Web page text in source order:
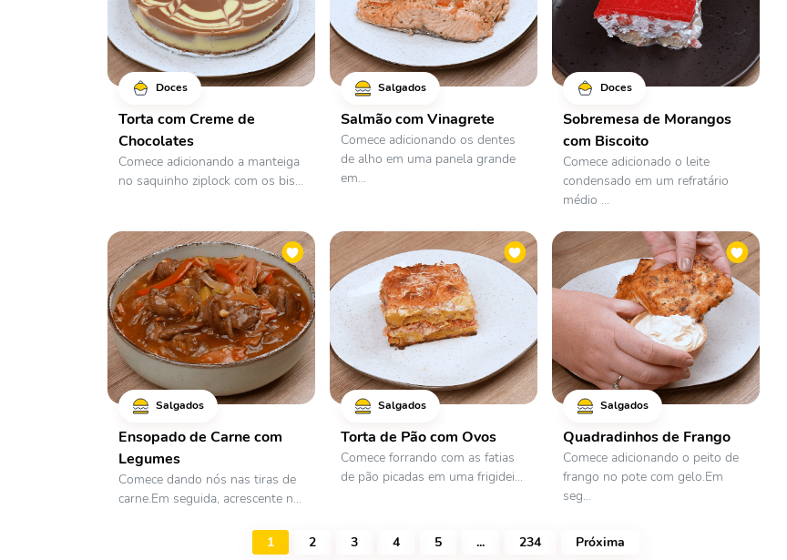
Doces
Torta com Creme de
Chocolates
Comece adicionando a manteiga
no saquinho ziplock com os bis...
Salgados
Salmão com Vinagrete
Comece adicionando os dentes
de alho em uma panela grande
em...
Doces
Sobremesa de Morangos
com Biscoito
Comece adicionado o leite
condensado em um refratário
médio ...
Salgados
Ensopado de Carne com
Legumes
Comece dando nós nas tiras de
carne.Em seguida, acrescente n...
Salgados
Torta de Pão com Ovos
Comece forrando com as fatias
de pão picadas em uma frigidei...
Salgados
Quadradinhos de Frango
Comece adicionando o peito de
frango no pote com gelo.Em
seg...
1 2 3 4 5 ... 234 Próxima
Baixe o nosso novo
App Aquela Receita!
Já está disponível na Play Store e agora